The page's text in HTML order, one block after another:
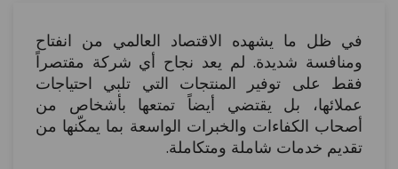
في ظل ما يشهده الاقتصاد العالمي من انفتاح
ومنافسة شديدة. لم يعد نجاح أي شركة مقتصراً
فقط على توفير المنتجات التي تلبي احتياجات
عملائها، بل يقتضي أيضاً تمتعها بأشخاص من
أصحاب الكفاءات والخبرات الواسعة بما يمكّنها من
تقديم خدمات شاملة ومتكاملة.